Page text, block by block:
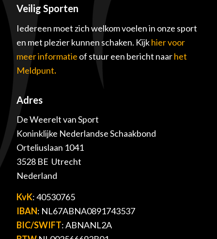
Veilig Sporten
Iedereen moet zich welkom voelen in onze sport
en met plezier kunnen schaken. Kijkhier voor
meer informatie of stuur een bericht naarhet
Meldpunt.
Adres
De Weerelt van Sport
Koninklijke Nederlandse Schaakbond
Orteliuslaan 1041
3528 BE Utrecht
Nederland
KvK: 40530765
IBAN: NL67ABNA0891743537
BIC/SWIFT: ABNANL2A